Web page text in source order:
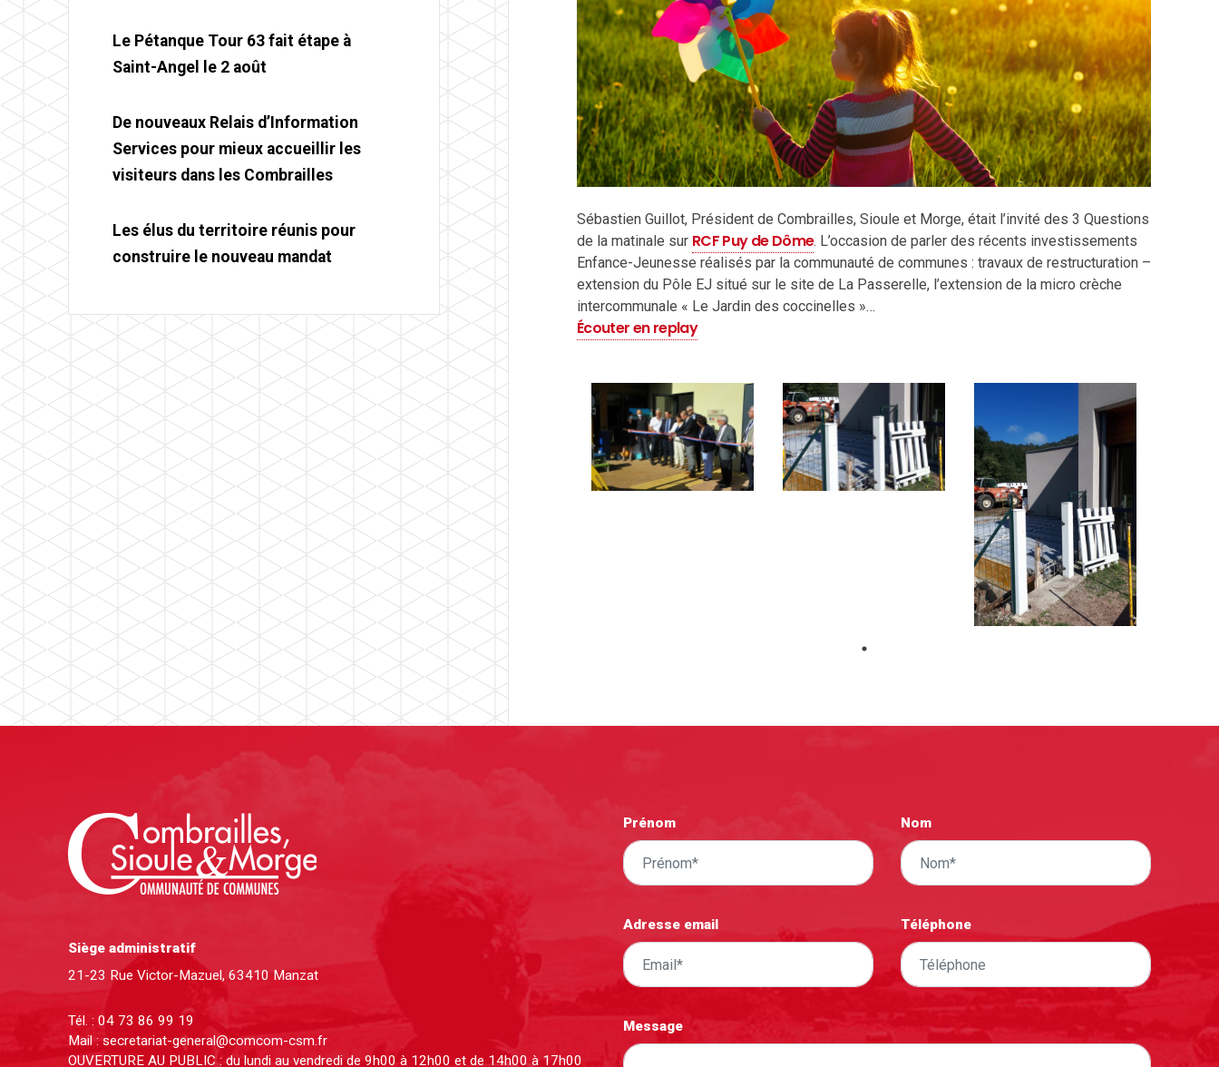
Sébastien Guillot, Président de Combrailles, Sioule et Morge, était l’invité des 3 Questions
de la matinale sur RCF Puy de Dôme. L’occasion de parler des récents investissements
Enfance-Jeunesse réalisés par la communauté de communes : travaux de restructuration –
extension du Pôle EJ situé sur le site de La Passerelle, l’extension de la micro crèche
intercommunale « Le Jardin des coccinelles »…
Écouter en replay
Le Pétanque Tour 63 fait étape à
Saint-Angel le 2 août
De nouveaux Relais d’Information
Services pour mieux accueillir les
visiteurs dans les Combrailles
Les élus du territoire réunis pour
construire le nouveau mandat
Siège administratif
21-23 Rue Victor-Mazuel, 63410 Manzat
Tél. : 04 73 86 99 19
Mail : secretariat-general@comcom-csm.fr
OUVERTURE AU PUBLIC : du lundi au vendredi de 9h00 à 12h00 et de 14h00 à 17h00
Prénom Nom
Adresse email Téléphone
Message